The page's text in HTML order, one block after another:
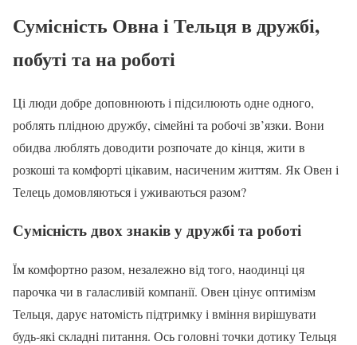
Сумісність Овна і Тельця в дружбі,
побуті та на роботі
Ці люди добре доповнюють і підсилюють одне одного,
роблять плідною дружбу, сімейні та робочі зв’язки. Вони
обидва люблять доводити розпочате до кінця, жити в
розкоші та комфорті цікавим, насиченим життям. Як Овен і
Телець домовляються і уживаються разом?
Сумісність двох знаків у дружбі та роботі
Їм комфортно разом, незалежно від того, наодинці ця
парочка чи в галасливій компанії. Овен цінує оптимізм
Тельця, дарує натомість підтримку і вміння вирішувати
будь-які складні питання. Ось головні точки дотику Тельця